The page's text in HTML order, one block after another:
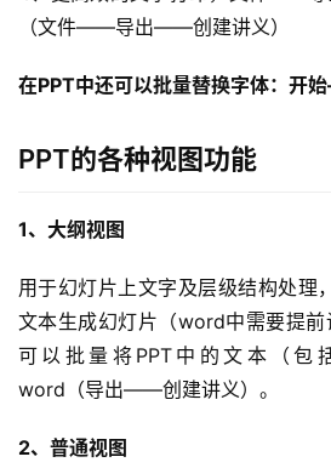
（文件——导出——创建讲义）
在PPT中还可以批量替换字体：
PPT的各种视图功能
1、大纲视图
用于幻灯片上文字及层级结构处理
文本生成幻灯片（word中需要提
可以批量将PPT中的文本（包
word（导出——创建讲义）。
2、普通视图